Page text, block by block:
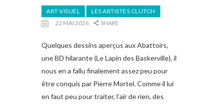
ART VISUEL
LES ARTISTES CLUTCH
22 MAI 2026
SHARE
Quelques dessins aperçus aux Abattoirs,
une BD hilarante (Le Lapin des Baskerville), il
nous en a fallu finalement assez peu pour
être conquis par Pierre Mortel. Comme il lui
en faut peu pour traiter, l’air de rien, des